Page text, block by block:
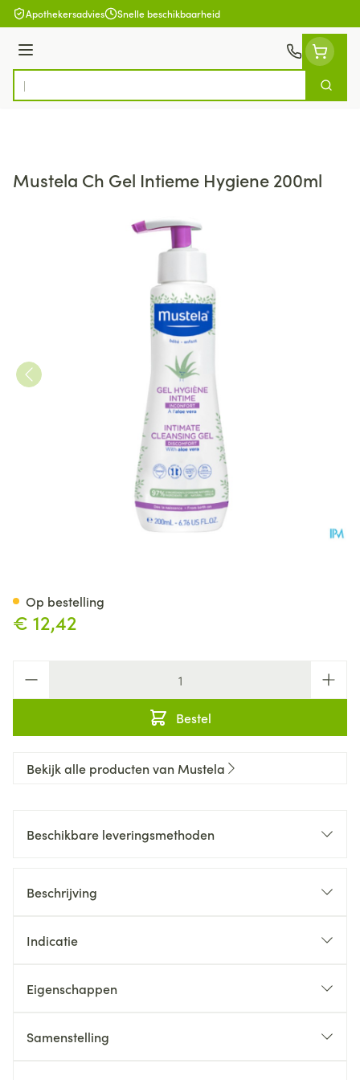
Ga naar de inhoud
Apothekersadvies Snelle beschikbaarheid
Menu
Product, merk, categorie...
Zoek
Mustela Ch Gel Intieme Hygiene 200ml
€ 12,42
Bestel
Op bestelling
Bekijk alle producten van Mustela
Beschikbare leveringsmethoden
Beschrijving
Indicatie
Eigenschappen
Samenstelling